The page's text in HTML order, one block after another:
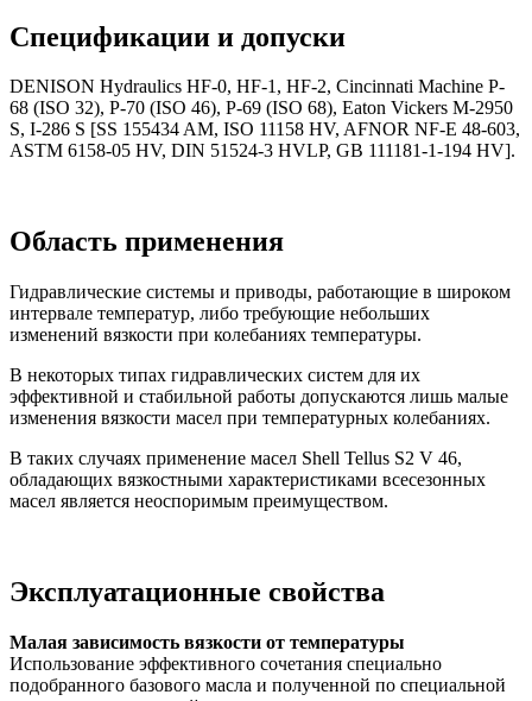
Спецификации и допуски
DENISON Hydraulics HF-0, HF-1, HF-2, Cincinnati Machine P-
68 (ISO 32), P-70 (ISO 46), P-69 (ISO 68), Eaton Vickers M-2950
S, I-286 S [SS 155434 AM, ISO 11158 HV, AFNOR NF-E 48-603,
ASTM 6158-05 HV, DIN 51524-3 HVLP, GB 111181-1-194 HV].
Область применения
Гидравлические системы и приводы, работающие в широком
интервале температур, либо требующие небольших
изменений вязкости при колебаниях температуры.
В некоторых типах гидравлических систем для их
эффективной и стабильной работы допускаются лишь малые
изменения вязкости масел при температурных колебаниях.
В таких случаях применение масел Shell Tellus S2 V 46,
обладающих вязкостными характеристиками всесезонных
масел является неоспоримым преимуществом.
Эксплуатационные свойства
Малая зависимость вязкости от температуры
Использование эффективного сочетания специально
подобранного базового масла и полученной по специальной